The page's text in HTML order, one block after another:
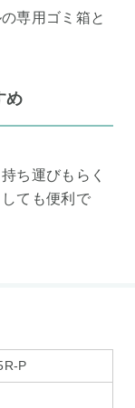
専用ゴミ箱と
め
ち運びもらく
ても便利で
P